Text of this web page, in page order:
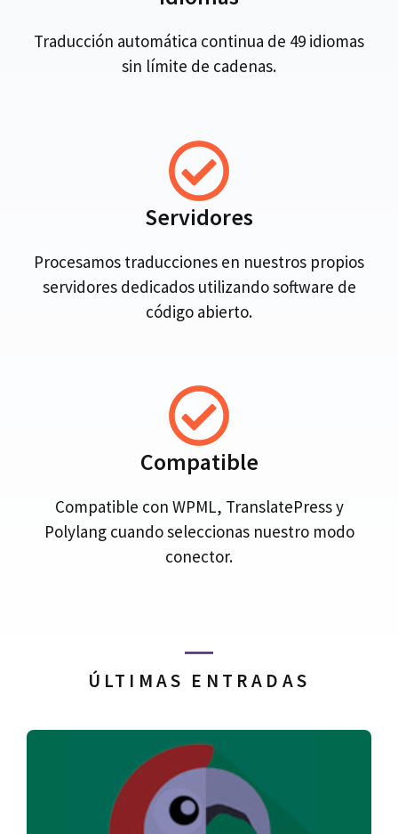
Traducción automática continua de 49 idiomas
sin límite de cadenas.
Servidores
Procesamos traducciones en nuestros propios
servidores dedicados utilizando software de
código abierto.
Compatible
Compatible con WPML, TranslatePress y
Polylang cuando seleccionas nuestro modo
conector.
ÚLTIMAS ENTRADAS